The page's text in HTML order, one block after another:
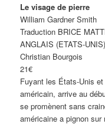
Le visage de pierre
William Gardner Smith
Traduction BRICE
ANGLAIS (ETATS-UNIS)
Christian Bourgois
21€
Fuyant les États-Unis
américain, arrive au
se promènent sans
américaine a pignon